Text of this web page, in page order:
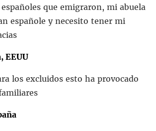
que emigraron, mi abuela
españole y necesito tener mi
EEUU
los excluidos esto ha provocado